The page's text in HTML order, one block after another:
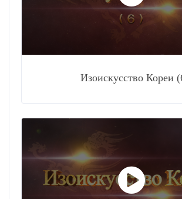
Изоискусство Кореи